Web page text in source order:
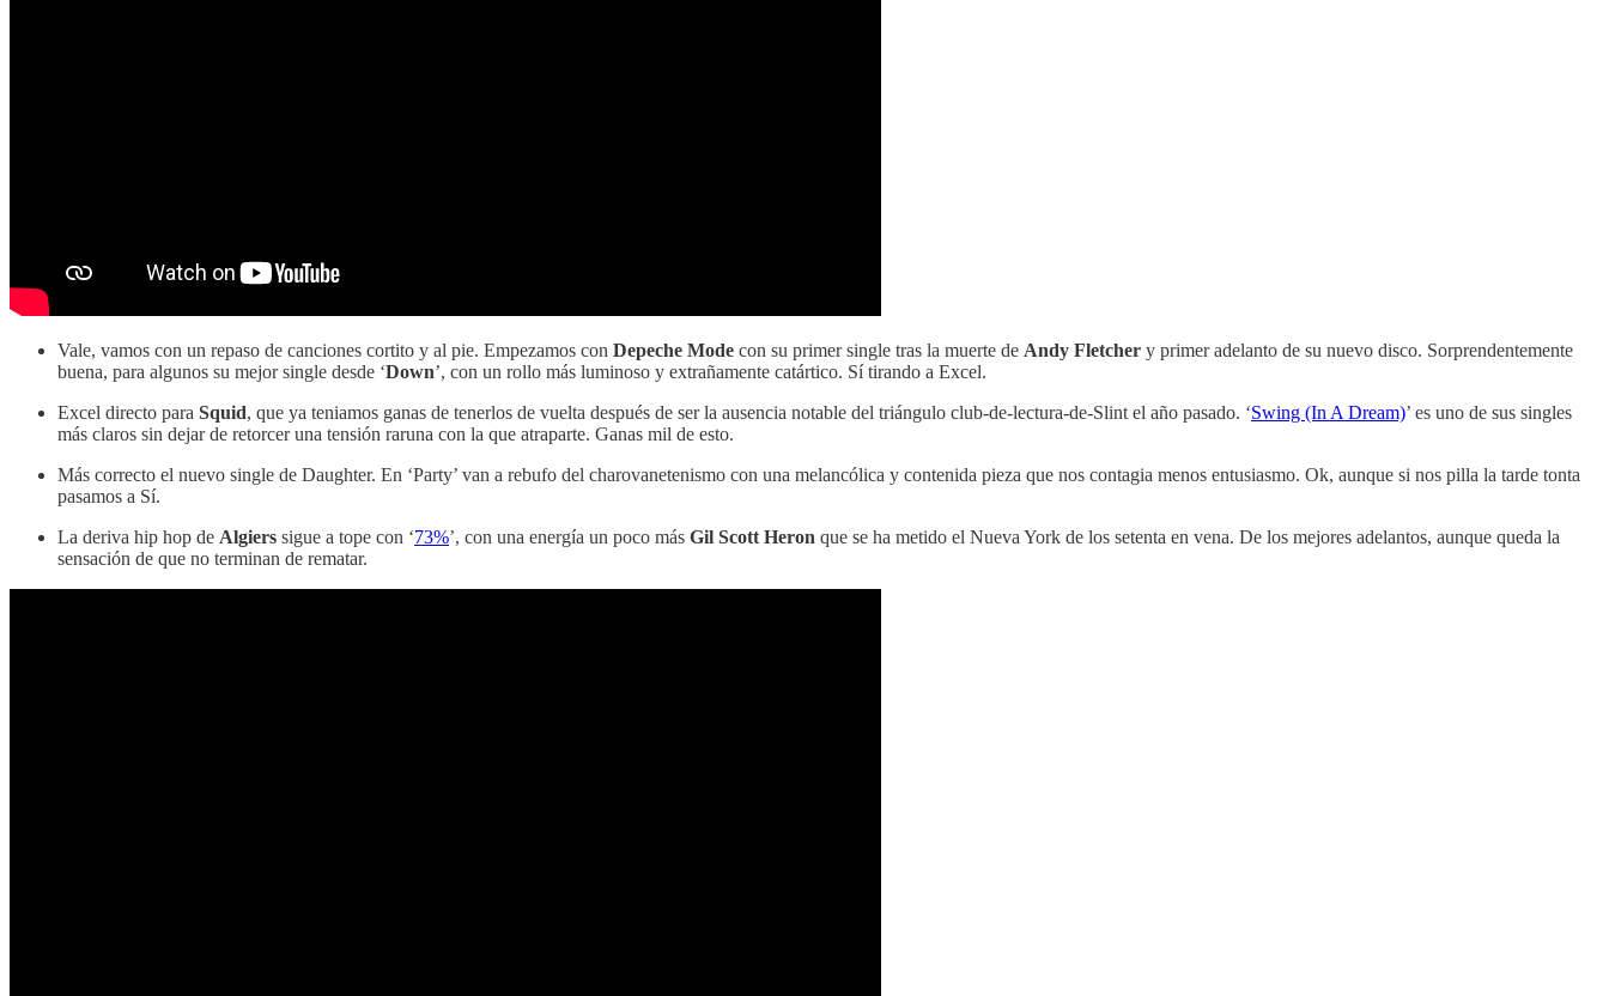
Vale, vamos con un repaso de canciones cortito y al pie. Empezamos con Depeche Mode con su primer single tras la muerte de Andy Fletcher y primer adelanto de su nuevo disco. Sorprendentemente
buena, para algunos su mejor single desde ‘Down’, con un rollo más luminoso y extrañamente catártico. Sí tirando a Excel.
Excel directo para Squid, que ya teniamos ganas de tenerlos de vuelta después de ser la ausencia notable del triángulo club-de-lectura-de-Slint el año pasado. ‘Swing (In A Dream)’ es uno de sus singles
más claros sin dejar de retorcer una tensión raruna con la que atraparte. Ganas mil de esto.
Más correcto el nuevo single de Daughter. En ‘Party’ van a rebufo del charovanetenismo con una melancólica y contenida pieza que nos contagia menos entusiasmo. Ok, aunque si nos pilla la tarde tonta
pasamos a Sí.
La deriva hip hop de Algiers sigue a tope con ‘73%’, con una energía un poco más Gil Scott Heron que se ha metido el Nueva York de los setenta en vena. De los mejores adelantos, aunque queda la
sensación de que no terminan de rematar.